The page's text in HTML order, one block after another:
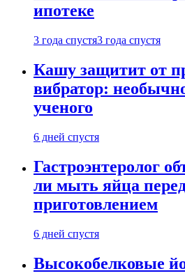
ипотеке
3 года спустя3 года спустя
Кашу защитит от
вибратор:
ученого
6 дней спустя
Гастроэнтеролог
ли мыть яйца
приготовлением
6 дней спустя
Высокобелковые